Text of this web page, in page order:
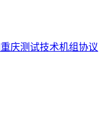
重庆测试技术机组协议